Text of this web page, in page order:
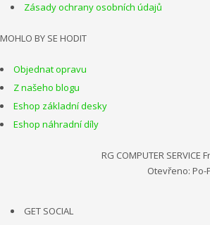
Zásady ochrany osobních údajů
MOHLO BY SE HODIT
Objednat opravu
Z našeho blogu
Eshop základní desky
Eshop náhradní díly
RG COMPUTER SERVICE
Otevřeno: Po-
GET SOCIAL